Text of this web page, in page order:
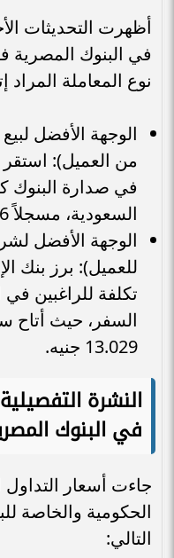
أظهرت التحديثات
في البنوك المصرية
نوع المعاملة المراد
الوجهة الأفضل
من العميل):
في صدارة البنوك
السعودية، مسجلاً 13.0776 جنيه.
الوجهة الأفضل
للعميل): برز بنك
تكلفة للراغبين في
السفر، حيث أتاح
13.029 جنيه.
النشرة
في البنوك
جاءت أسعار
الحكومية والخاصة
التالي: